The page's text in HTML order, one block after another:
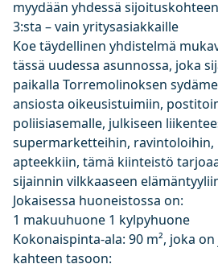
myydään yhdessä
3:sta – vain yritysasiakkaille
Koe täydellinen yhdistelmä
tässä uudessa asunnossa, joka
paikalla Torremolinoksen
ansiosta oikeusistuimiin,
poliisiasemalle, julkiseen
supermarketteihin, ravintoloihin,
apteekkiin, tämä kiinteistö
sijainnin vilkkaaseen
Jokaisessa huoneistossa on:
1 makuuhuone 1 kylpyhuone
Kokonaispinta-ala: 90 m², joka
kahteen tasoon: